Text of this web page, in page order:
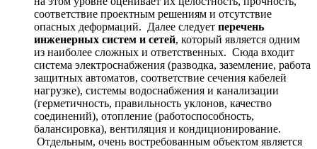
соответствие проектным решениям и отсутствие
опасных деформаций. Далее следует перечень
инженерных систем и сетей, который является одним
из наиболее сложных и ответственных. Сюда входит
система электроснабжения (разводка, заземление, работа
защитных автоматов, соответствие сечения кабелей
нагрузке), системы водоснабжения и канализации
(герметичность, правильность уклонов, качество
соединений), отопление (работоспособность,
балансировка), вентиляция и кондиционирование.
Отдельным, очень востребованным объектом является